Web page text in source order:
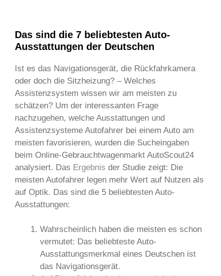
Das sind die 7 beliebtesten Auto-
Ausstattungen der Deutschen
Ist es das Navigationsgerät, die Rückfahrkamera
oder doch die Sitzheizung? – Welches
Assistenzsystem wissen wir am meisten zu
schätzen? Um der interessanten Frage
nachzugehen, welche Ausstattungen und
Assistenzsysteme Autofahrer bei einem Auto am
meisten favorisieren, wurden die Sucheingaben
beim Online-Gebrauchtwagenmarkt AutoScout24
analysiert. Das Ergebnis der Studie zeigt: Die
meisten Autofahrer legen mehr Wert auf Nutzen als
auf Optik. Das sind die 5 beliebtesten Auto-
Ausstattungen:
Wahrscheinlich haben die meisten es schon
vermutet: Das beliebteste Auto-
Ausstattungsmerkmal eines Deutschen ist
das Navigationsgerät.